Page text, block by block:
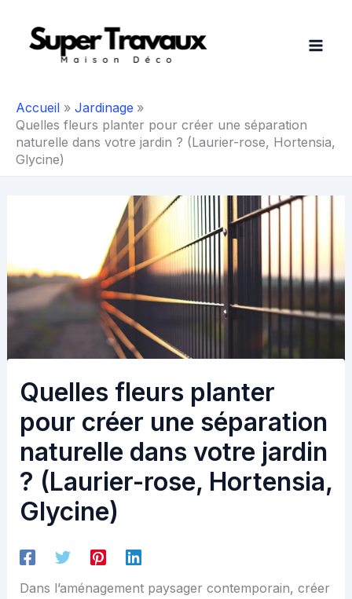
contenu
Accueil
Jardinage
Quelles fleurs planter pour créer une séparation
naturelle dans votre jardin ? (Laurier-rose, Hortensia,
Glycine)
Quelles fleurs planter
pour créer une séparation
naturelle dans votre jardin
? (Laurier-rose, Hortensia,
Glycine)
Dans l’aménagement paysager contemporain, créer